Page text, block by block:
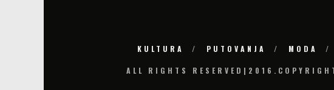
KULTURA PUTOVANJA MODA
ALL RIGHTS